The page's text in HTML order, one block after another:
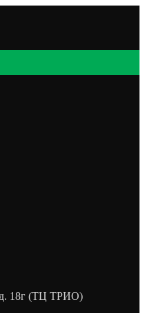
д. 18г (ТЦ ТРИО)